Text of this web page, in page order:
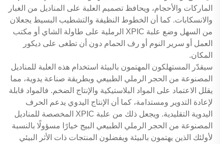
الماركات والأحجام، ويحافظ تصميم العلبة على المناديل من الغبار
والانسكابات. كما أن الخطوط النظيفة والتشطيب البسيط يجعلان
من السهل وضع علبة XPIC الرملية على طاولة الشاي أو مكتب
العمل أو سرير النوم أو رف الحمام دون أن تطغى على ديكور
المكان.
سيقدّر المستهلكون المهتمون بالبيئة استخدام هذه العلبة للمناديل
المصنوعة من الحجر الرملي الطبيعي وبطريقة صناعة يدوية، مما
يقلل الاعتماد على المواد البلاستيكية والإنتاج الضخم. فالمواد قابلة
لإعادة التدوير ومستدامة، كما أن الإنتاج اليدوي يدعم الحرف
اليدوية التقليدية. ويجعل ذلك من علبة XPIC المخصصة للمناديل
المصنوعة من الحجر الرملي الطبيعي البيج خيارًا مسؤولًا بالنسبة
لأولئك الذين يهتمون بالبيئة ويفضلون المنتجات ذات الأثر البيئي